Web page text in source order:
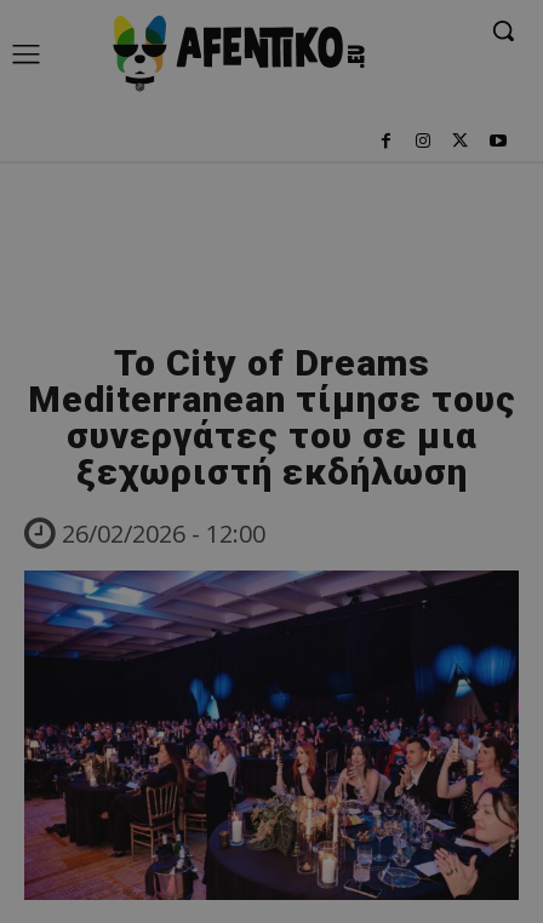
Το City of Dreams
Mediterranean τίμησε τους
συνεργάτες του σε μια
ξεχωριστή εκδήλωση
26/02/2026 - 12:00